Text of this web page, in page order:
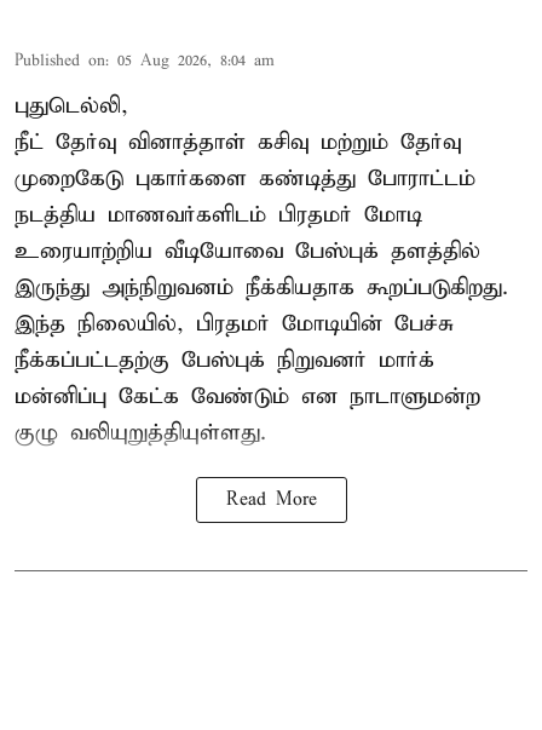
Published on: 05 Aug 2026, 8:04 am
புதுடெல்லி,
நீட் தேர்வு வினாத்தாள் கசிவு மற்றும் தேர்வு
முறைகேடு புகார்களை கண்டித்து போராட்டம்
நடத்திய மாணவர்களிடம் பிரதமர் மோடி
உரையாற்றிய வீடியோவை பேஸ்புக் தளத்தில்
இருந்து அந்நிறுவனம் நீக்கியதாக கூறப்படுகிறது.
இந்த நிலையில், பிரதமர் மோடியின் பேச்சு
நீக்கப்பட்டதற்கு பேஸ்புக் நிறுவனர் மார்க்
மன்னிப்பு கேட்க வேண்டும் என நாடாளுமன்ற
குழு வலியுறுத்தியுள்ளது.
Read More